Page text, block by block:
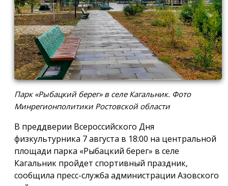
Парк «Рыбацкий берег» в селе Кагальник. Фото
Минрегионполитики Ростовской области
В преддверии Всероссийского Дня
физкультурника 7 августа в 18:00 на центральной
площади парка «Рыбацкий берег» в селе
Кагальник пройдет спортивный праздник,
сообщила пресс-служба администрации Азовского